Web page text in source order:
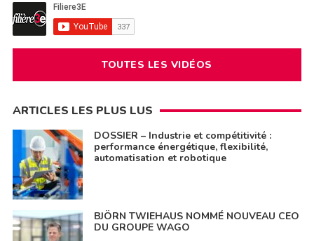
TOUTES LES VIDÉOS
ARTICLES LES PLUS LUS
DOSSIER – Industrie et compétitivité :
performance énergétique, flexibilité,
automatisation et robotique
BJÖRN TWIEHAUS NOMMÉ NOUVEAU CEO
DU GROUPE WAGO